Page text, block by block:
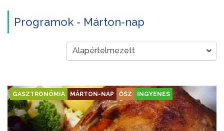
Programok - Márton-nap
GASZTRONÓMIA MÁRTON-NAP ŐSZ INGYENES